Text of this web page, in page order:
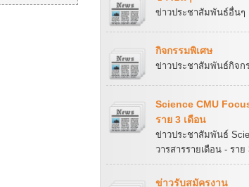
ข่าวประชาสัมพันธ์อื่นๆ
กิจกรรมพิเศษ
ข่าวประชาสัมพันธ์กิจก
Science CMU
ราย 3 เดือน
ข่าวประชาสัมพันธ์
วารสารรายเดือน - ราย
ข่าวรับสมัครงาน